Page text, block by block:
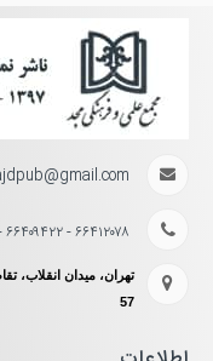
۶۶۴۱۲۰۷۸ - ۶۶۴۰۹۴۲۲ - ۶۶۴۹۵۰۳۴
تهران، میدان انقلاب،
57